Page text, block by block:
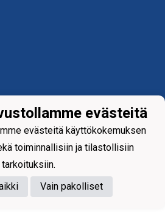
evästeitä
evästeitä käyttökokemuksen
toiminnallisiin ja tilastollisiin
tarkoituksiin.
Vain pakolliset